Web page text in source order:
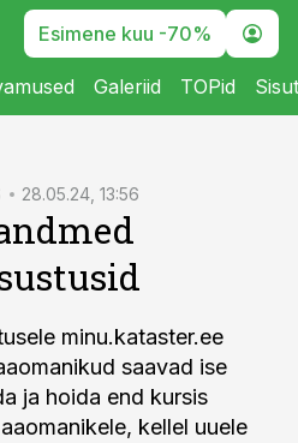
Esimene kuu -70%
Galeriid TOPid
28.05.24, 13:56
minu.kataster.ee
saavad ise
ja hoida end kursis
kellel uuele